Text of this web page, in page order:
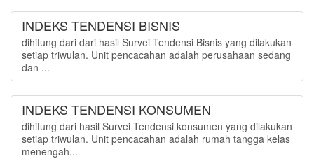
INDEKS TENDENSI BISNIS
dihitung dari dari hasil Survei Tendensi Bisnis yang dilakukan
setiap triwulan. Unit pencacahan adalah perusahaan sedang
dan ...
INDEKS TENDENSI KONSUMEN
dihitung dari hasil Survei Tendensi konsumen yang dilakukan
setiap triwulan. Unit pencacahan adalah rumah tangga kelas
menengah...